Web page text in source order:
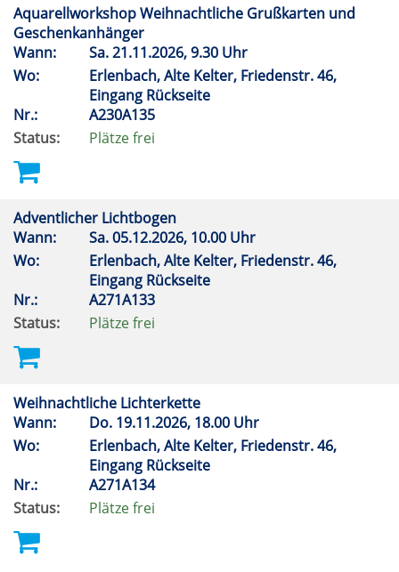
Aquarellworkshop Weihnachtliche Grußkarten und
Geschenkanhänger
Wann:
Sa.21.11.2026, 9.30 Uhr
Wo:
Erlenbach, Alte Kelter, Friedenstr. 46,
Eingang Rückseite
Nr.:
A230A135
Status:
Plätze frei
Adventlicher Lichtbogen
Wann:
Sa.05.12.2026, 10.00 Uhr
Wo:
Erlenbach, Alte Kelter, Friedenstr. 46,
Eingang Rückseite
Nr.:
A271A133
Status:
Plätze frei
Weihnachtliche Lichterkette
Wann:
Do. 19.11.2026, 18.00 Uhr
Wo:
Erlenbach, Alte Kelter, Friedenstr. 46,
Eingang Rückseite
Nr.:
A271A134
Status:
Plätze frei